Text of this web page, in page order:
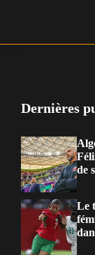
Dernières
de
Le